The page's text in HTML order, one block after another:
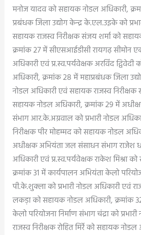
मनोज यादव को सहायक नोडल अधिकारी,
प्रबंधक जिला उद्योग केन्द्र के.एल.उइके को
सहायक राजस्व निरीक्षक संजय शर्मा को
क्रमांक 27 में सीएसआईडीसी रायगढ़ सीमोन
अधिकारी एवं प्र.स्व.पर्यवेक्षक अरविंद
अधिकारी, क्रमांक 28 में महाप्रबंधक जिला
नोडल अधिकारी एवं सहायक राजस्व
सहायक नोडल अधिकारी, क्रमांक 29 में
संभाग आर.के.अग्रवाल को प्रभारी नोडल
निरीक्षक पीर मोहम्मद को सहायक नोडल
अधीक्षक अभियंता जल संसाधन संभाग राजेश
अधिकारी एवं प्र.स्व.पर्यवेक्षक राकेश मिश्रा
क्रमांक 31 में कार्यपालन अभियंता केलो
पी.के.शुक्ला को प्रभारी नोडल अधिकारी एवं
लकड़ा को सहायक नोडल अधिकारी, क्रमांक
केलो परियोजना निर्माण संभाग चंद्रा को
राजस्व निरीक्षक रोहित मिर्रे को सहायक